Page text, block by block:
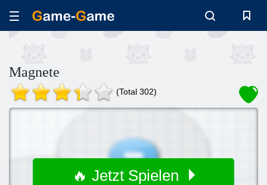
Magnete
(Total 302)
🔥 Jetzt Spielen